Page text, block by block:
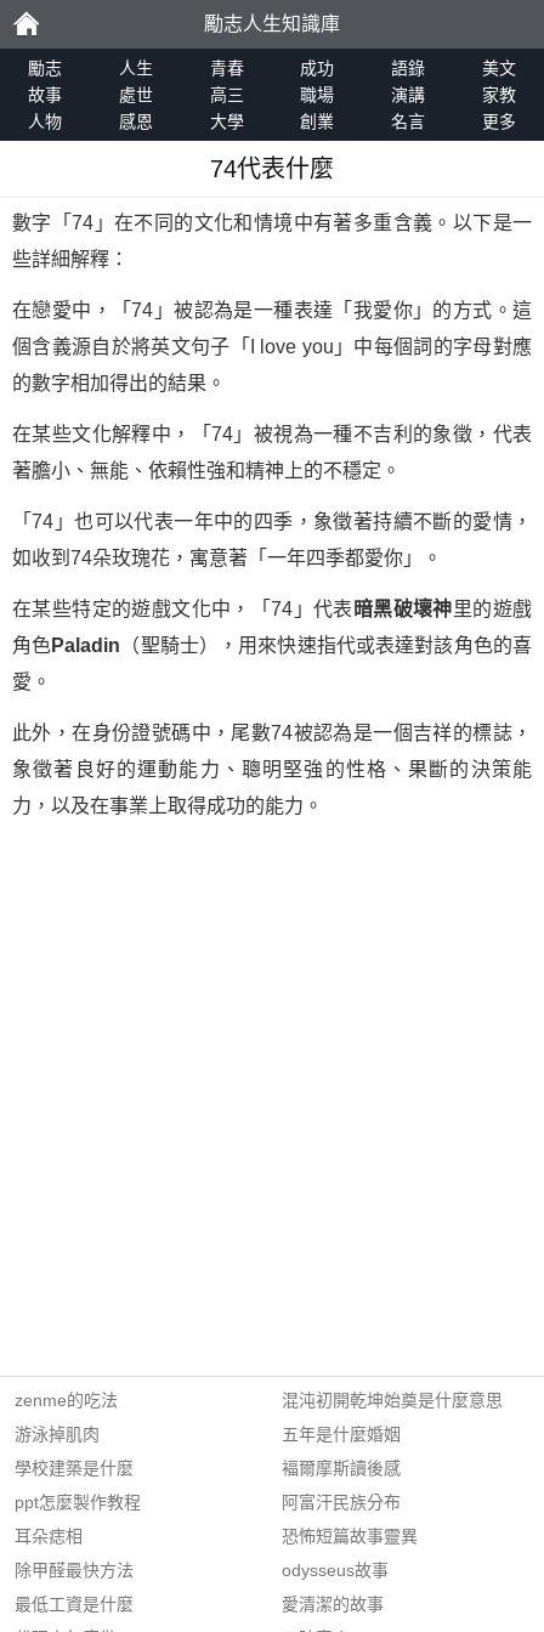
勵
志
勵志人生知識庫
勵志 人生 青春 成功 語錄
美文
故事
處世 高三 職場 演講
家教
人物
感恩 大學 創業 名言 更多
74代表什麼
數字「74」在不同的文化和情境中有著多重含義。以下是一
些詳細解釋：
在戀愛中，「74」被認為是一種表達「我愛你」的方式。這
個含義源自於將英文句子「I love you」中每個詞的字母對應
的數字相加得出的結果。
在某些文化解釋中，「74」被視為一種不吉利的象徵，代表
著膽小、無能、依賴性強和精神上的不穩定。
「74」也可以代表一年中的四季，象徵著持續不斷的愛情，
如收到74朵玫瑰花，寓意著「一年四季都愛你」。
在某些特定的遊戲文化中，「74」代表 暗黑破壞神里的遊戲
角色Paladin （聖騎士），用來快速指代或表達對該角色的喜
愛。
此外，在身份證號碼中，尾數74被認為是一個吉祥的標誌，
象徵著良好的運動能力、聰明堅強的性格、果斷的決策能
力，以及在事業上取得成功的能力。
zenme的吃法
游泳掉肌肉
學校建築是什麼
ppt怎麼製作教程
耳朵痣相
除甲醛最快方法
最低工資是什麼
混沌初開乾坤始奠是什麼意思
五年是什麼婚姻
褔爾摩斯讀後感
阿富汗民族分布
恐怖短篇故事靈異
odysseus故事
愛清潔的故事